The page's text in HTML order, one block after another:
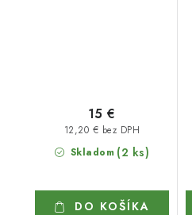
Skladom (2 ks)
12,20 € bez DPH
15 €
DO KOŠÍKA